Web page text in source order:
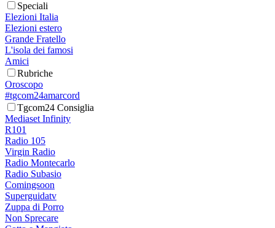
Speciali
Elezioni Italia
Elezioni estero
Grande Fratello
L'isola dei famosi
Amici
Rubriche
Oroscopo
#tgcom24amarcord
Tgcom24 Consiglia
Mediaset Infinity
R101
Radio 105
Virgin Radio
Radio Montecarlo
Radio Subasio
Comingsoon
Superguidatv
Zuppa di Porro
Non Sprecare